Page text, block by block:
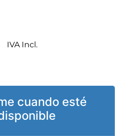
IVA Incl.
cuando esté